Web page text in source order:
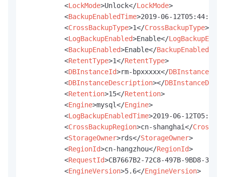
<LockMode>Unlock</LockMode>
<BackupEnabledTime>2019-06-12T05:44:21Z
<CrossBackupType>1</CrossBackupType>
<LogBackupEnabled>Enable</
<BackupEnabled>Enable</BackupEnabled
<RetentType>1</RetentType>
<DBInstanceId>rm-bpxxxxx</DBInstanceId
<DBInstanceDescription></
<Retention>15</Retention>
<Engine>mysql</Engine>
<LogBackupEnabledTime>2019-06-
<CrossBackupRegion>cn-shanghai</
<StorageOwner>rds</StorageOwner>
<RegionId>cn-hangzhou</RegionId>
<RequestId>CB7667B2-72C8-497B-9BD8-
<EngineVersion>5.6</EngineVersion>